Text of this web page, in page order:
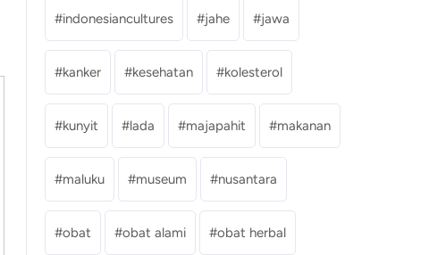
indonesiancultures jahe jawa
kanker kesehatan kolesterol
kunyit lada majapahit makanan
maluku museum nusantara
obat obat alami obat herbal